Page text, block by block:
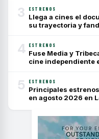
3 ESTRENOS
Llega a cines el
su trayectoria y
4 ESTRENOS
Fuse Media y
cine independiente
5 ESTRENOS
Principales
en agosto 2026 en